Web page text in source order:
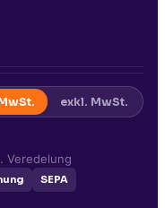
exkl. MwSt.
Veredelung
SEPA